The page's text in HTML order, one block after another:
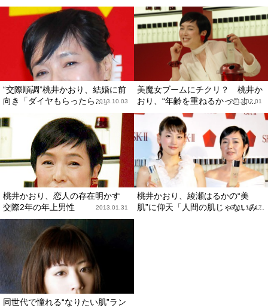
“交際順調”桃井かおり、結婚に前
向き「ダイヤもらったら…」2013.10.03
美魔女ブームにチクリ？ 桃井か
おり、“年齢を重ねるかっこよ...
2013.02.01
桃井かおり、恋人の存在明かす
交際2年の年上男性
2013.01.31
桃井かおり、綾瀬はるかの“美
肌”に仰天「人間の肌じゃないみ...
2011.10.17
同世代で憧れる“なりたい肌”ラン